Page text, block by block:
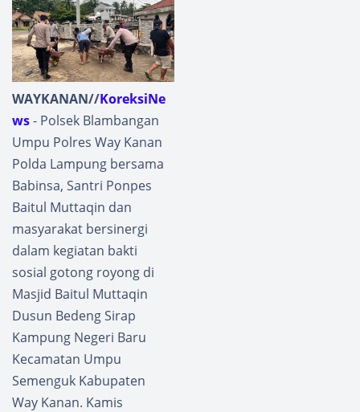
WAYKANAN//KoreksiNe
ws- Polsek Blambangan
Umpu Polres Way Kanan
Polda Lampung bersama
Babinsa, Santri Ponpes
Baitul Muttaqin dan
masyarakat bersinergi
dalam kegiatan bakti
sosial gotong royong di
Masjid Baitul Muttaqin
Dusun Bedeng Sirap
Kampung Negeri Baru
Kecamatan Umpu
Semenguk Kabupaten
Way Kanan. Kamis